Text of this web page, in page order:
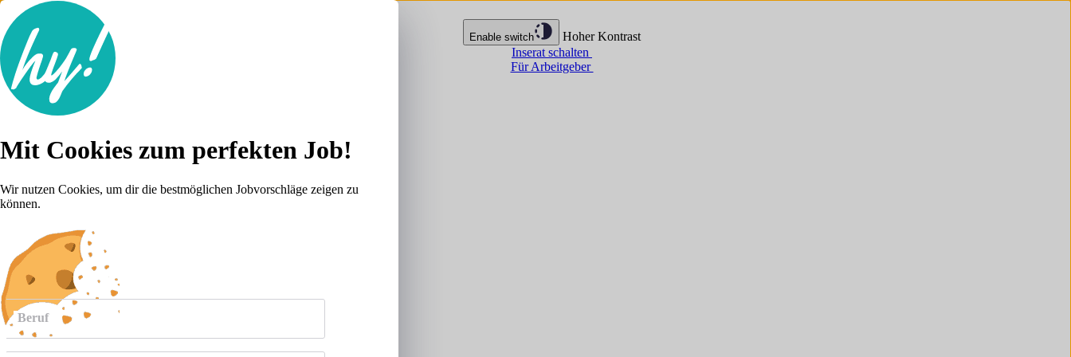
Enable switch
Hoher Kontrast
Inserat schalten
Für Arbeitgeber
Lebenslauf
Jobs anzeigen
Beruf
Mit Cookies zum perfekten Job!
Wir nutzen Cookies, um dir die bestmöglichen Jobvorschläge zeigen zu
können.